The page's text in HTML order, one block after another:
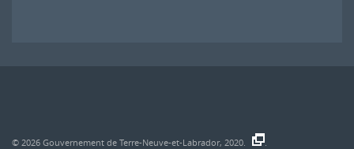
© 2026 Gouvernement de Terre-Neuve-et-Labrador, 2020.